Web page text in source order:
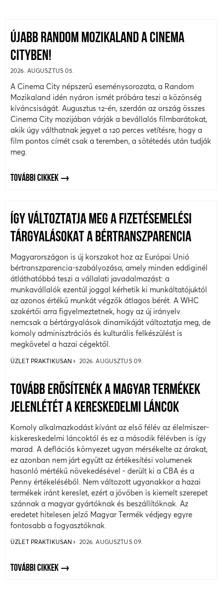
ÚJABB RANDOM MOZIKALAND A CINEMA
CITYBEN!
2026. AUGUSZTUS 05.
A Cinema City népszerű eseménysorozata, a Random
Mozikaland idén nyáron ismét próbára teszi a közönség
kíváncsiságát. Augusztus 12-én, szerdán az ország összes
Cinema City mozijában várják a bevállalós filmbarátokat,
akik úgy válthatnak jegyet a 120 perces vetítésre, hogy a
film pontos címét csak a teremben, a sötétedés után tudják
meg.
TOVÁBBI CIKKEK
ÍGY VÁLTOZTATJA MEG A FIZETÉSEMELÉSI
TÁRGYALÁSOKAT A BÉRTRANSZPARENCIA
Magyarországon is új korszakot hoz az Európai Unió
bértranszparencia-szabályozása, amely minden eddiginél
átláthatóbbá teszi a vállalati javadalmazást: a
munkavállalók ezentúl joggal kérhetik ki munkáltatójuktól
az azonos értékű munkát végzők átlagos bérét. A WHC
szakértői arra figyelmeztetnek, hogy az új irányelv
nemcsak a bértárgyalások dinamikáját változtatja meg, de
komoly adminisztrációs és kulturális felkészülést is
megkövetel a hazai cégektől.
ÜZLET PRAKTIKUSAN 2026. AUGUSZTUS 09.
TOVÁBB ERŐSÍTENÉK A MAGYAR TERMÉKEK
JELENLÉTÉT A KERESKEDELMI LÁNCOK
Komoly alkalmazkodást kívánt az első félév az élelmiszer-
kiskereskedelmi láncoktól és ez a második félévben is így
marad. A deflációs környezet ugyan mérsékelte az árakat,
ez azonban nem járt együtt az értékesítési volumenek
hasonló mértékű növekedésével - derült ki a CBA és a
Penny értékeléséből. Nem változott ugyanakkor a hazai
termékek iránt kereslet, ezért a jövőben is kiemelt szerepet
szánnak a magyar gyártóknak és beszállítóknak. Az
eredetet hitelesen jelző Magyar Termék védjegy egyre
fontosabb a fogyasztóknak.
ÜZLET PRAKTIKUSAN 2026. AUGUSZTUS 09.
TOVÁBBI CIKKEK